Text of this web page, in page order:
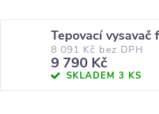
Tepovací vysavač
8 091 Kč bez DPH
9 790 Kč
SKLADEM 3 KS